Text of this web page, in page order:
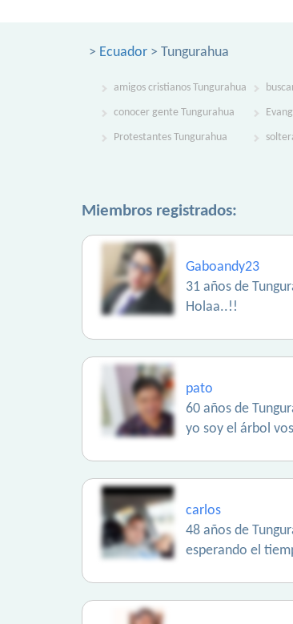
> Ecuador > Tungurahua
amigos cristianos Tungurahua
conocer gente Tungurahua
Protestantes Tungurahua
Miembros registrados:
Gaboandy23
31 años de
Holaa..!!
pato
60 años de
yo soy el árbol
carlos
48 años de
esperando el